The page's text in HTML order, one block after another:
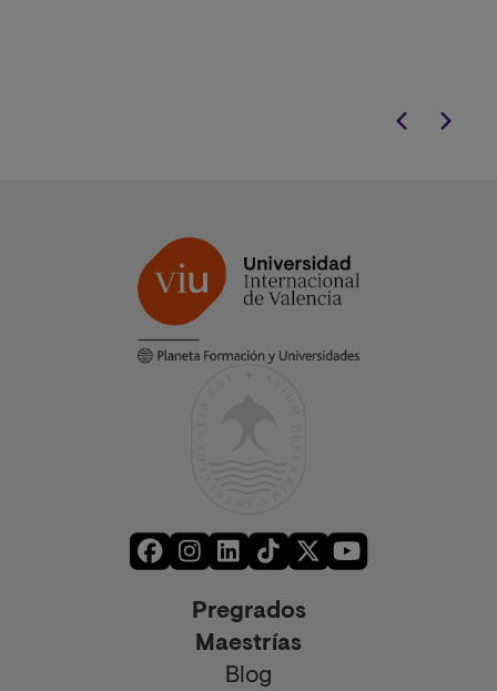
Pregrados
Maestrías
Blog